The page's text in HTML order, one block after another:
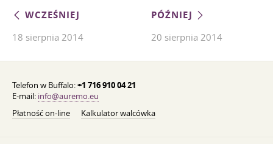
WCZEŚNIEJ
18 sierpnia 2014
PÓŹNIEJ
20 sierpnia 2014
Telefon w Buffalo:+1 716 910 04 21
E-mail: info@auremo.eu
Płatność on-line
Kalkulator walcówka